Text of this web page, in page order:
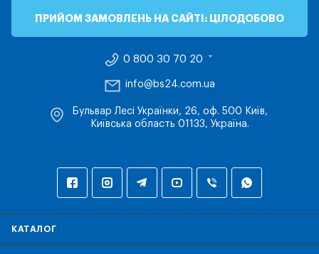
ПРИЙОМ ЗАМОВЛЕНЬ НА САЙТІ: ЦІЛОДОБОВО
0 800 30 70 20
info@bs24.com.ua
Бульвар Лесі Українки, 26, оф. 500 Київ,
Київська область 01133, Україна.
КАТАЛОГ